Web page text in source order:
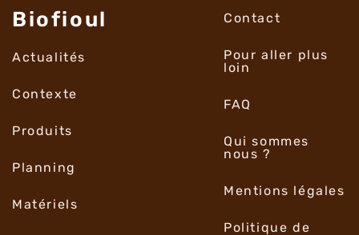
Biofioul
Actualités
Contexte
Produits
Planning
Matériels
Contact
Pour aller plus
loin
FAQ
Qui sommes
nous ?
Mentions légales
Politique de